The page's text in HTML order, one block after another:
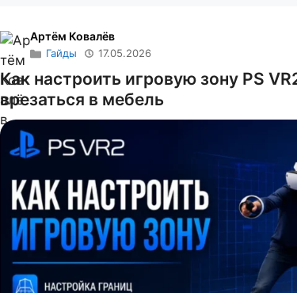
Артём Ковалёв
Гайды 17.05.2026
Как настроить игровую зону PS
врезаться в мебель